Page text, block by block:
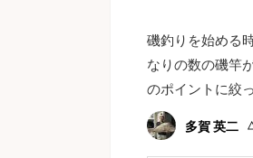
磯釣りを始める
なりの数の磯竿
のポイントに絞
多賀 英二